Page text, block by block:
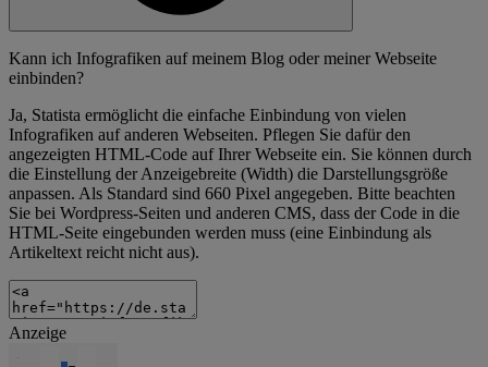
Kann ich Infografiken auf meinem Blog oder meiner Webseite
einbinden?
Ja, Statista ermöglicht die einfache Einbindung von vielen
Infografiken auf anderen Webseiten. Pflegen Sie dafür den
angezeigten HTML-Code auf Ihrer Webseite ein. Sie können durch
die Einstellung der Anzeigebreite (Width) die Darstellungsgröße
anpassen. Als Standard sind 660 Pixel angegeben. Bitte beachten
Sie bei Wordpress-Seiten und anderen CMS, dass der Code in die
HTML-Seite eingebunden werden muss (eine Einbindung als
Artikeltext reicht nicht aus).
Anzeige